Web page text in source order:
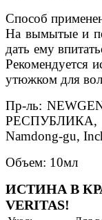
Способ
На вымытые и
дать ему
Рекомендуется
утюжком для
Пр-ль:
РЕСПУБЛИКА,
Namdong-gu,
Объем: 10мл
ИСТИНА В
VERITAS!